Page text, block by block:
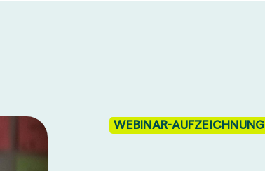
WEBINAR-AUFZEICHNUNG